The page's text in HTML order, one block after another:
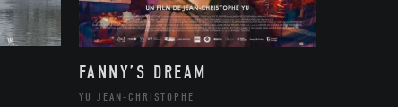
FANNY’S DREAM
YU JEAN-CHRISTOPHE